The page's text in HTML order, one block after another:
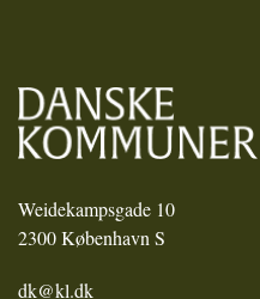
Weidekampsgade 10
2300 København S
dk@kl.dk